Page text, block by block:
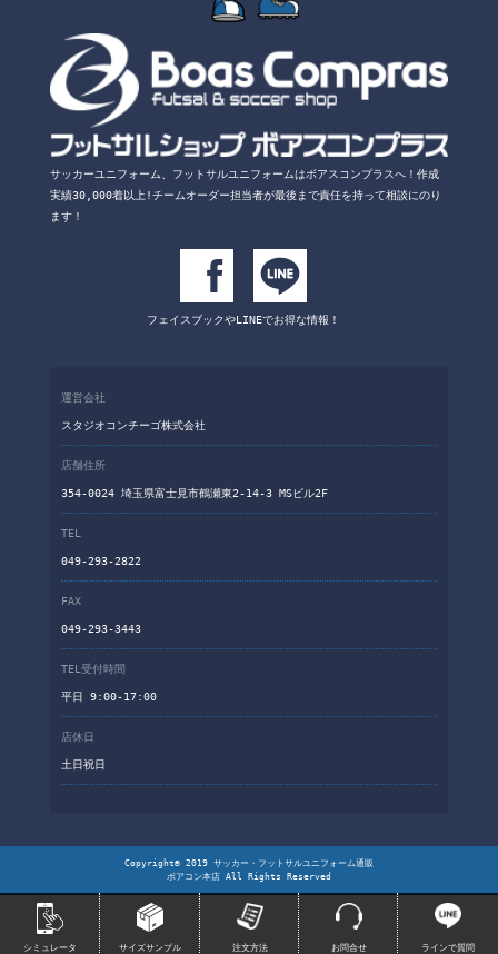
サッカーユニフォーム、フットサルユニフォームはボアスコンプラスへ！ 作成
実績30,000着以上!チームオーダー担当者が最後まで責任を持って相談にのり
ます！
フェイスブックやLINEでお得な情報！
運営会社
スタジオコンチーゴ株式会社
店舗住所
354-0024 埼玉県富士見市鶴瀬東2-14-3 MSビル2F
TEL
049-293-2822
FAX
049-293-3443
TEL受付時間
平日 9:00-17:00
店休日
土日祝日
Copyright© 2019 サッカー・フットサルユニフォーム通販
ボアコン本店 All Rights Reserved
シミュレータ サイズサンプル 注文方法 お問合せ ラインで質問